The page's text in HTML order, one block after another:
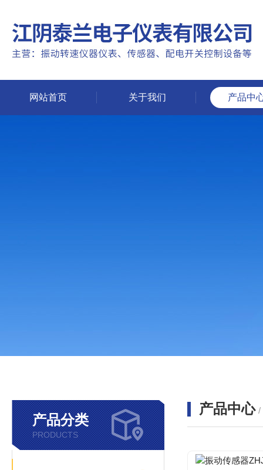
网站首页 关于我们 产品中
产品分类
PRODUCTS
产品中心 /